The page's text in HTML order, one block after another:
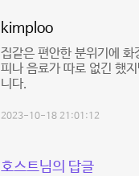
kimploo
집같은 편안한 분위기에
피나 음료가 따로 없긴 했
니다.
2023-10-18 21:01:12
호스트님의 답글